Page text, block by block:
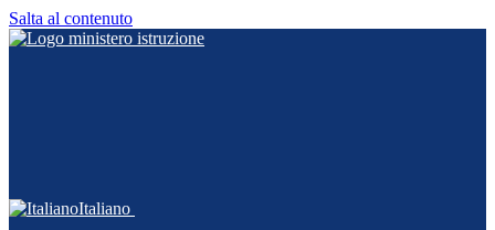
Salta al contenuto
Italiano